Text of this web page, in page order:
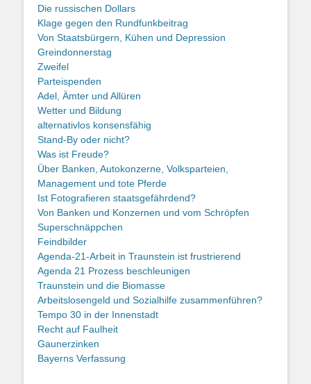
Die russischen Dollars
Klage gegen den Rundfunkbeitrag
Von Staatsbürgern, Kühen und Depression
Greindonnerstag
Zweifel
Parteispenden
Adel, Ämter und Allüren
Wetter und Bildung
alternativlos konsensfähig
Stand-By oder nicht?
Was ist Freude?
Über Banken, Autokonzerne, Volksparteien,
Management und tote Pferde
Ist Fotografieren staatsgefährdend?
Von Banken und Konzernen und vom Schröpfen
Superschnäppchen
Feindbilder
Agenda-21-Arbeit in Traunstein ist frustrierend
Agenda 21 Prozess beschleunigen
Traunstein und die Biomasse
Arbeitslosengeld und Sozialhilfe zusammenführen?
Tempo 30 in der Innenstadt
Recht auf Faulheit
Gaunerzinken
Bayerns Verfassung